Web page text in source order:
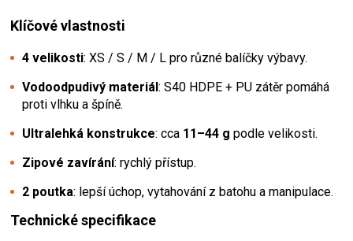
Klíčové vlastnosti
4 velikosti: XS / S / M / L pro různé balíčky výbavy.
Vodoodpudivý materiál : S40 HDPE + PU zátěr pomáhá
proti vlhku a špíně.
Ultralehká konstrukce: cca 11–44 g podle velikosti.
Zipové zavírání: rychlý přístup.
2 poutka: lepší úchop, vytahování z batohu a manipulace.
Technické specifikace